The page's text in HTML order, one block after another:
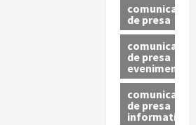
comunicat
de presa
comunicat
de presa
eveniment
comunicat
de presa
informativ